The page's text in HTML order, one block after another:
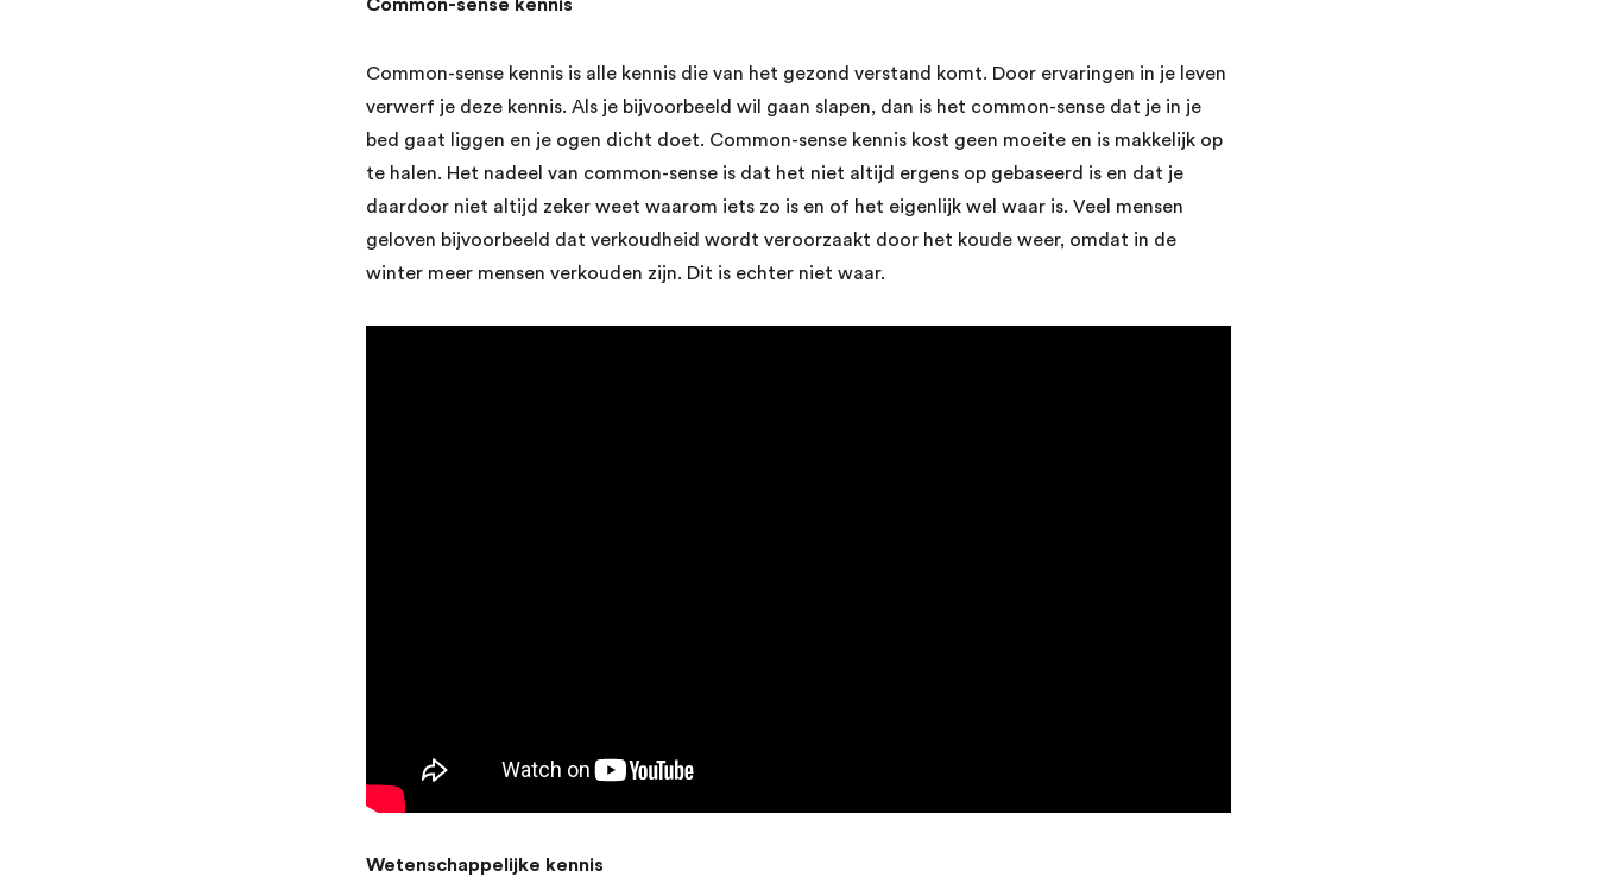
Common-sense kennis
Common-sense kennis is alle kennis die van het gezond verstand komt. Door ervaringen in je leven
verwerf je deze kennis. Als je bijvoorbeeld wil gaan slapen, dan is het common-sense dat je in je
bed gaat liggen en je ogen dicht doet. Common-sense kennis kost geen moeite en is makkelijk op
te halen. Het nadeel van common-sense is dat het niet altijd ergens op gebaseerd is en dat je
daardoor niet altijd zeker weet waarom iets zo is en of het eigenlijk wel waar is. Veel mensen
geloven bijvoorbeeld dat verkoudheid wordt veroorzaakt door het koude weer, omdat in de
winter meer mensen verkouden zijn. Dit is echter niet waar.
Wetenschappelijke kennis